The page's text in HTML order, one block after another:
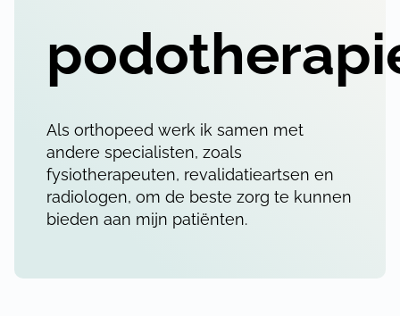
Als orthopeed werk ik samen met
andere specialisten, zoals
fysiotherapeuten, revalidatieartsen en
radiologen, om de beste zorg te kunnen
bieden aan mijn patiënten.